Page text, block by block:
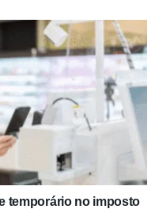
temporário no imposto